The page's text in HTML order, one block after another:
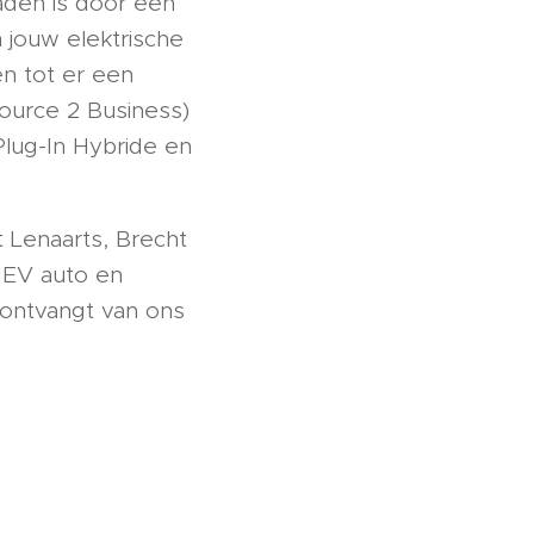
jouw elektrische
tot er een
2 Business)
In Hybride en
Lenaarts, Brecht
auto en
van ons